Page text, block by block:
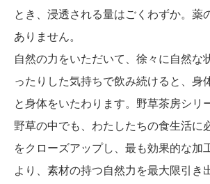
とき、 浸透される量はごくわずか。薬
ありません。
自然の力をいただいて、徐々に自然な
ったりした気持ちで飲み続けると、身
と身体をいたわります。野草茶房シリ
野草の中でも、わたしたちの食生活に
をクローズアップし、最も効果的な加
より、素材の持つ自然力を最大限引き